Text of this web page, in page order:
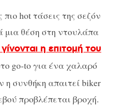
hot τάσεις της σεζόν
μια θέση στη ντουλάπα
η επιτομή του
go-to για ένα χαλαρό
η συνθήκη απαιτεί biker
προβλέπεται βροχή.